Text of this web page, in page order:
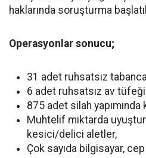
haklarında soruşturma
Operasyonlar sonucu;
31 adet ruhsatsız
6 adet ruhsatsız av
875 adet silah yapımında
Muhtelif miktarda
kesici/delici aletler,
Çok sayıda bilgisayar,